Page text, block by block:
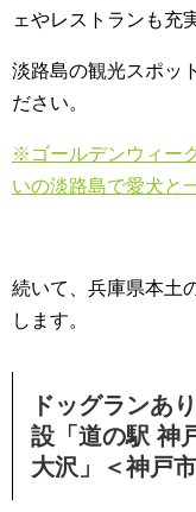
ェやレストランも充
淡路島の観光スポッ
ださい。
※ゴールデンウィー
いの淡路島で愛犬と
続いて、兵庫県本土
します。
ドッグランあ
設「道の駅 神
大沢」＜神戸